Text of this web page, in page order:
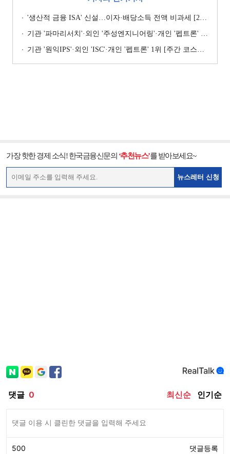
'생산적 금융 ISA' 신설…이자·배당소득 전액 비과세 [2026 세제개편안]
기관 '파마리서치'·외인 '주성엔지니어링'·개인 '펩트론' 1위 [주간 코스닥 순매수- 2026년 7월27일~7월31일]
기관 '원익IPS'·외인 'ISC'·개인 '펩트론' 1위 [주간 코스닥 순매수- 2026년 7월6일~7월10일]
가장 핫한 경제 소식! 한국금융신문의 ‘추천뉴스’를 받아보세요~
뉴스레터 신청